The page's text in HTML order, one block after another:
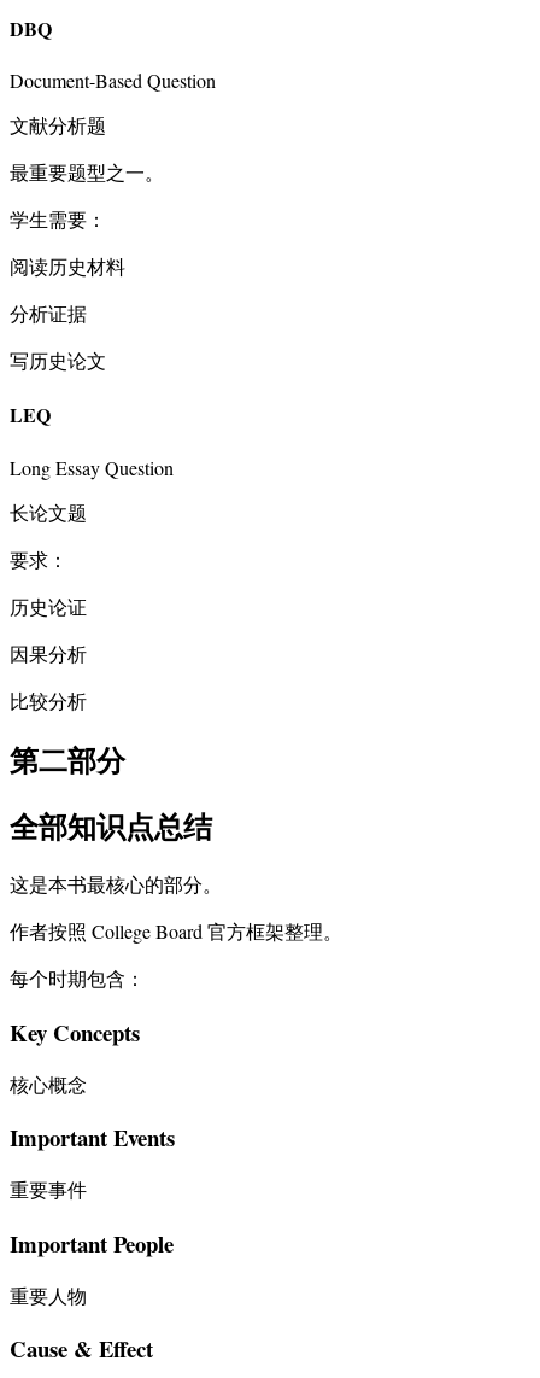
DBQ
Document-Based Question
文献分析题
最重要题型之一。
学生需要：
阅读历史材料
分析证据
写历史论文
LEQ
Long Essay Question
长论文题
要求：
历史论证
因果分析
比较分析
第二部分
全部知识点总结
这是本书最核心的部分。
作者按照 College Board 官方框架整理。
每个时期包含：
Key Concepts
核心概念
Important Events
重要事件
Important People
重要人物
Cause & Effect